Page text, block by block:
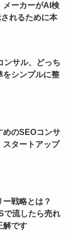
メーカーがAI検
れるために本
ンサル、どっち
をシンプルに整
めのSEOコンサ
スタートアップ
戦略とは？
で流したら売れ
解です